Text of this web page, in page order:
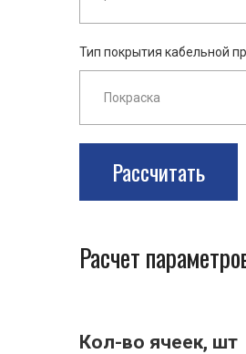
Тип покрытия кабельной
Рассчитать
Расчет
Кол-во ячеек, шт